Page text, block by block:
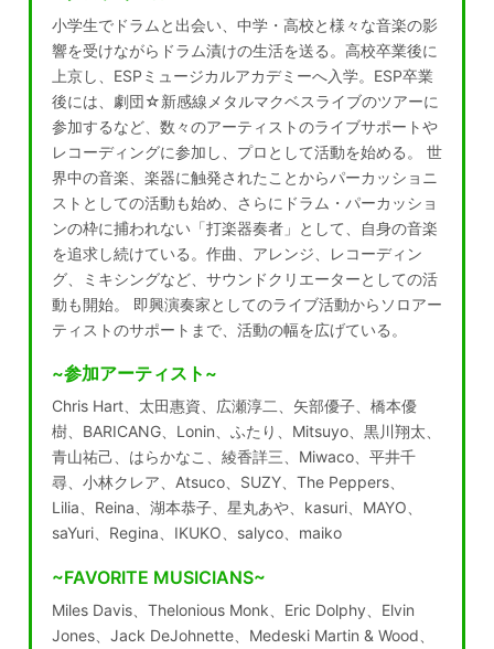
小学生でドラムと出会い、中学・高校と様々な音楽の影
響を受けながらドラム漬けの生活を送る。高校卒業後に
上京し、ESPミュージカルアカデミーへ入学。 ESP卒業
後には、劇団☆新感線メタルマクベスライブのツアーに
参加するなど、数々のアーティストのライブサポートや
レコーディングに参加し、プロとして活動を始める。 世
界中の音楽、楽器に触発されたことからパーカッショニ
ストとしての活動も始め、さらにドラム・パーカッショ
ンの枠に捕われない「打楽器奏者」として、自身の音楽
を追求し続けている。 作曲、アレンジ、レコーディン
グ、ミキシングなど、サウンドクリエーターとしての活
動も開始。 即興演奏家としてのライブ活動からソロアー
ティストのサポートまで、活動の幅を広げている。
~参加アーティスト~
Chris Hart、太田惠資、広瀬淳二、矢部優子、橋本優
樹、BARICANG、Lonin、ふたり、Mitsuyo、黒川翔太、
青山祐己、はらかなこ、綾香詳三、Miwaco、平井千
尋、小林クレア、Atsuco、SUZY、The Peppers、
Lilia、Reina、湖本恭子、星丸あや、kasuri、MAYO、
saYuri、Regina、IKUKO、salyco、maiko
~FAVORITE MUSICIANS~
Miles Davis、Thelonious Monk、Eric Dolphy、Elvin
Jones、Jack DeJohnette、Medeski Martin & Wood、